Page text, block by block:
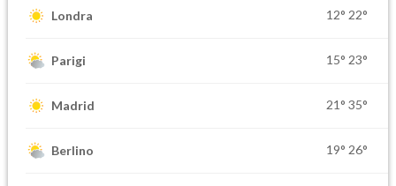
Londra 12° 22°
Parigi 15° 23°
Madrid 21° 35°
Berlino 19° 26°